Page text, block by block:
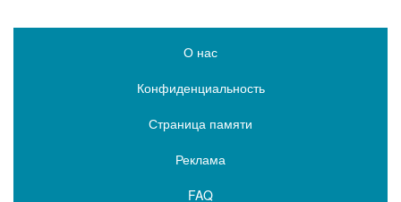
О нас
Конфиденциальность
Страница памяти
Реклама
FAQ